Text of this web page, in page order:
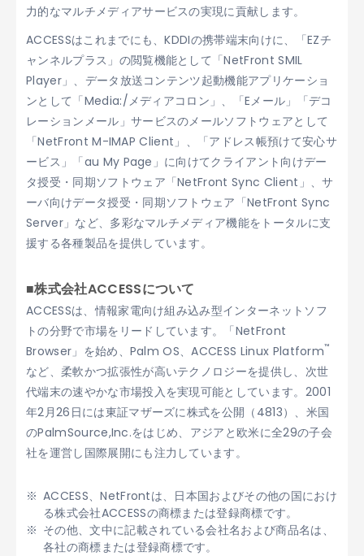
力的なマルチメディアサービスの実現に貢献します。
ACCESSはこれまでにも、KDDIの携帯端末向けに、「EZチ
ャンネルプラス」の閲覧機能として「NetFront SMIL
Player」、データ放送コンテンツ起動機能アプリケーショ
ンとして「Media:/メディアコロン」、「Eメール」「デコ
レーションメール」サービスのメールソフトウェアとして
「NetFront M-IMAP Client」、「アドレス帳預けて安心サ
ービス」「au My Page」に向けてクライアント向けデー
タ授受・同期ソフトウェア「NetFront Sync Client」、サ
ーバ向けデータ授受・同期ソフトウェア「NetFront Sync
Server」など、多彩なマルチメディア機能をトータルに支
援する各種製品を提供しています。
■株式会社ACCESSについて
ACCESSは、情報家電向け組み込み型インターネットソフ
トの分野で市場をリードしています。「NetFront
Browser」を始め、Palm OS、ACCESS Linux Platform™
など、柔軟かつ拡張性が高いテクノロジーを提供し、次世
代端末の速やかな市場投入を実現可能としています。2001
年2月26日には東証マザーズに株式を公開（4813）、米国
のPalmSource,Inc.をはじめ、アジアと欧米に全29の子会
社を運営し国際展開にも注力しています。
ACCESS、NetFrontは、日本国およびその他の国におけ
る株式会社ACCESSの商標または登録商標です。
その他、文中に記載されている会社名および商品名は、
各社の商標または登録商標です。